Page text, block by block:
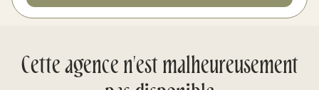
Cette agence n'est malheureusement